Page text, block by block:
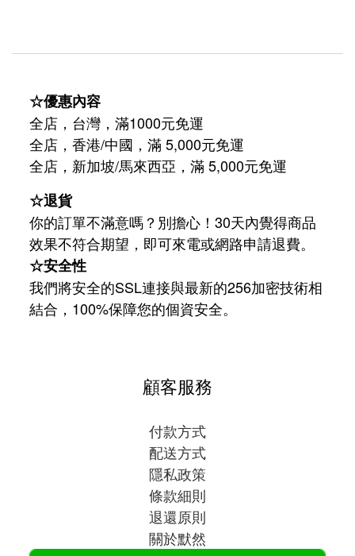
☆優惠內容
全店，台灣，滿1000元免運
全店，香港/中國，滿 5,000元免運
全店，新加坡/馬來西亞，滿 5,000元免運
☆退貨
你的訂單不滿意嗎？別擔心！30天內覺得商品
效果不符合期望，即可來電或網路申請退費。
☆安全性
我們將安全的SSL連接與最新的256加密技術相
結合，100%保障您的個資安全。
顧客服務
付款方式
配送方式
隱私政策
條款細則
退還原則
關於默然